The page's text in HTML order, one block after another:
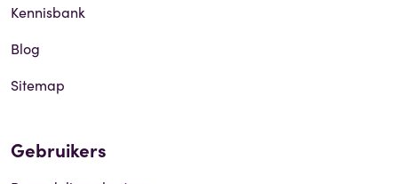
Kennisbank
Blog
Sitemap
Gebruikers